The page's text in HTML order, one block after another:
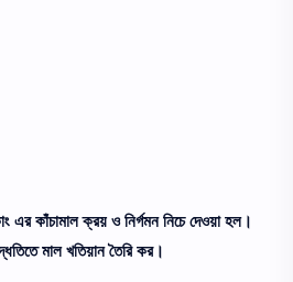
কাঁচামাল ক্রয় ও নির্গমন নিচে দেওয়া হল।
মাল খতিয়ান তৈরি কর।